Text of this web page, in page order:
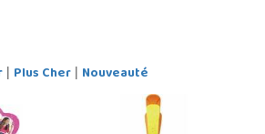
| Plus Cher | Nouveauté